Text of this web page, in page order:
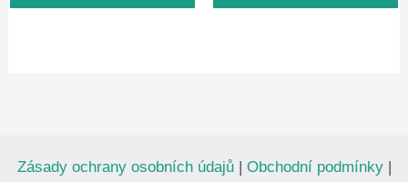
Zásady ochrany osobních údajů| Obchodní podmínky|